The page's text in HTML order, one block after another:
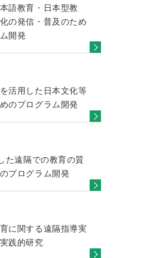
語教育・日本型教
の発信・普及のため
開発
活用した日本文化等
のプログラム開発
た遠隔での教育の質
プログラム開発
に関する遠隔指導実
践的研究